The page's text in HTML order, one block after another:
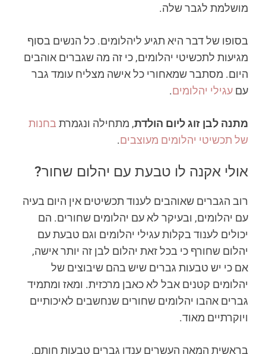
מושלמת לגבר שלה.
בסופו של דבר היא תגיע ליהלומים. כל הנשים בסוף
מגיעות לתכשיטי יהלומים, כי זה מה שגברים אוהבים
היום. מסתבר שמאחורי כל אישה מצליח עומד גבר
עם עגילי יהלומים.
מתנה לבן זוג ליום הולדת, מתחילה ונגמרת בחנות
של תכשיטי יהלומים מעוצבים.
אולי אקנה לו טבעת עם יהלום שחור?
רוב הגברים שאוהבים לענוד תכשיטים אין היום בעיה
עם יהלומים, ובעיקר לא עם יהלומים שחורים. הם
יכולים לענוד בקלות עגילי יהלומים וגם טבעת עם
יהלום שחורף כי בכל זאת יהלום לבן זה יותר אישה,
אם כי יש טבעות גברים שיש בהם שיבוצים של
יהלומים קטנים אבל לא כאבן מרכזית. ומאז ומתמיד
גברים אהבו יהלומים שחורים שנחשבים לאיכותיים
ויוקרתיים מאוד.
בראשית המאה העשרים ענדו גברים טבעות חותם,